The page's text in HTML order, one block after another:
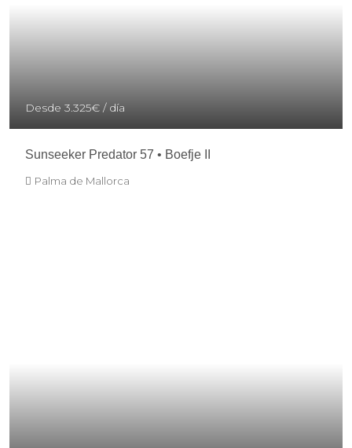
Desde 3.325€ / día
Sunseeker Predator 57 • Boefje II
Palma de Mallorca